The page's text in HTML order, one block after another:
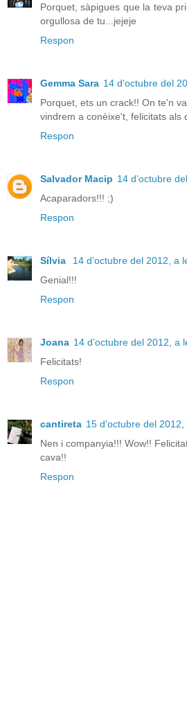
Porquet, sàpigues que la teva
orgullosa de tu...jejeje
Respon
Gemma Sara 14 d’octubre del
Porquet, ets un crack!! On te'n
vindrem a conèixe't, felicitats als
Respon
Salvador Macip 14 d’octubre
Acaparadors!!! ;)
Respon
Sílvia
14 d’octubre del 2012, a
Genial!!!
Respon
Joana 14 d’octubre del 2012, a
Felicitats!
Respon
cantireta 15 d’octubre del
Nen i companyia!!! Wow!!
cava!!
Respon